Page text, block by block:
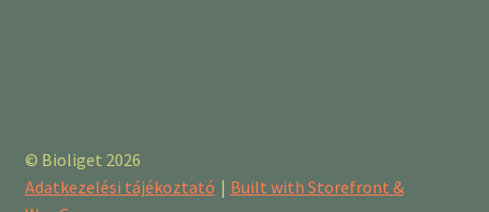
© Bioliget 2026
Adatkezelési tájékoztató
Built with Storefront &